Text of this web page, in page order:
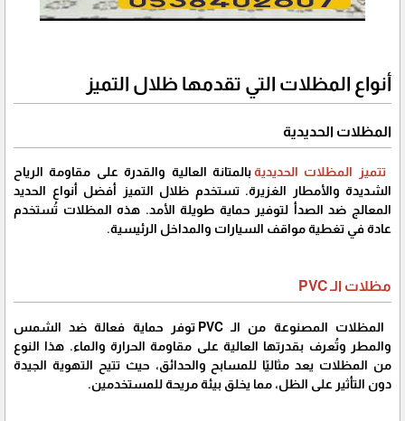
أنواع المظلات التي تقدمها ظلال التميز
المظلات الحديدية
تتميز المظلات الحديديةبالمتانة العالية والقدرة على مقاومة الرياح
الشديدة والأمطار الغزيرة. تستخدم ظلال التميز أفضل أنواع الحديد
المعالج ضد الصدأ لتوفير حماية طويلة الأمد. هذه المظلات تُستخدم
عادة في تغطية مواقف السيارات والمداخل الرئيسية.
مظلات الـ PVC
المظلات المصنوعة من الـ PVC توفر حماية فعالة ضد الشمس
والمطر وتُعرف بقدرتها العالية على مقاومة الحرارة والماء. هذا النوع
من المظلات يعد مثاليًا للمسابح والحدائق، حيث تتيح التهوية الجيدة
دون التأثير على الظل، مما يخلق بيئة مريحة للمستخدمين.